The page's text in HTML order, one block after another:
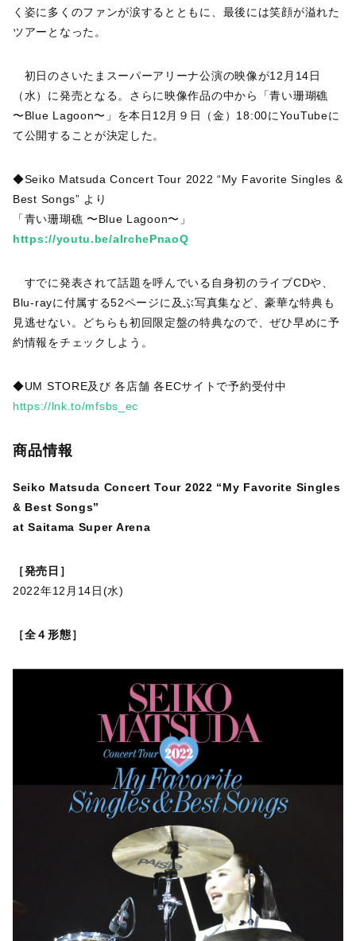
く姿に多くのファンが涙するとともに、最後には笑顔が溢れた
ツアーとなった。
初日のさいたまスーパーアリーナ公演の映像が12月14日
（水）に発売となる。さらに映像作品の中から「青い珊瑚礁
〜Blue Lagoon〜」を本日12月９日（金）18:00にYouTubeに
て公開することが決定した。
◆Seiko Matsuda Concert Tour 2022 “My Favorite Singles &
Best Songs” より
「青い珊瑚礁 〜Blue Lagoon〜」
https://youtu.be/alrchePnaoQ
すでに発表されて話題を呼んでいる自身初のライブCDや、
Blu-rayに付属する52ページに及ぶ写真集など、豪華な特典も
見逃せない。どちらも初回限定盤の特典なので、ぜひ早めに予
約情報をチェックしよう。
◆UM STORE及び 各店舗 各ECサイトで予約受付中
https://lnk.to/mfsbs_ec
商品情報
Seiko Matsuda Concert Tour 2022 “My Favorite Singles
& Best Songs”
at Saitama Super Arena
［発売日］
2022年12月14日(水)
［全４形態］